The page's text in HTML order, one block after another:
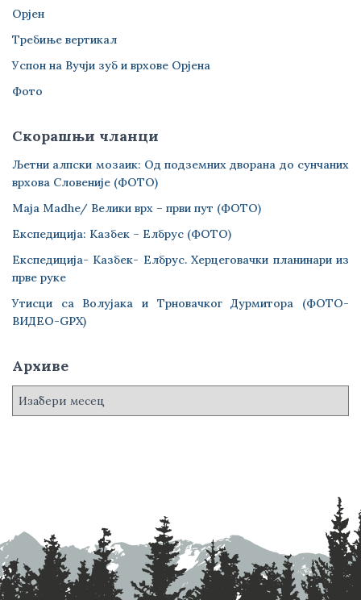
Орјен
Требиње вертикал
Успон на Вучји зуб и врхове Орјена
Фото
Скорашњи чланци
Љетни алпски мозаик: Од подземних дворана до сунчаних
врхова Словеније (ФОТО)
Maja Madhe/ Велики врх – први пут (ФОТО)
Експедиција: Казбек – Елбрус (ФОТО)
Експедиција- Казбек- Елбрус. Херцеговачки планинари из
прве руке
Утисци са Волујака и Трновачког Дурмитора (ФОТО-
ВИДЕО-GPX)
Архиве
А